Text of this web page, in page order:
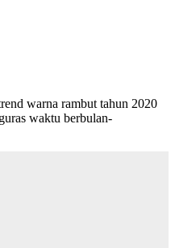
warna rambut tahun 2020
waktu berbulan-